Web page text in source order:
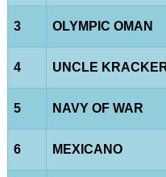
3 OLYMPIC OMAN
4 UNCLE
5 NAVY OF WAR
6 MEXICANO